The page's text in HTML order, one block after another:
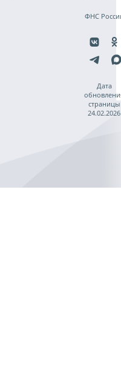
ФНС
Дата
страницы
24.02.2026